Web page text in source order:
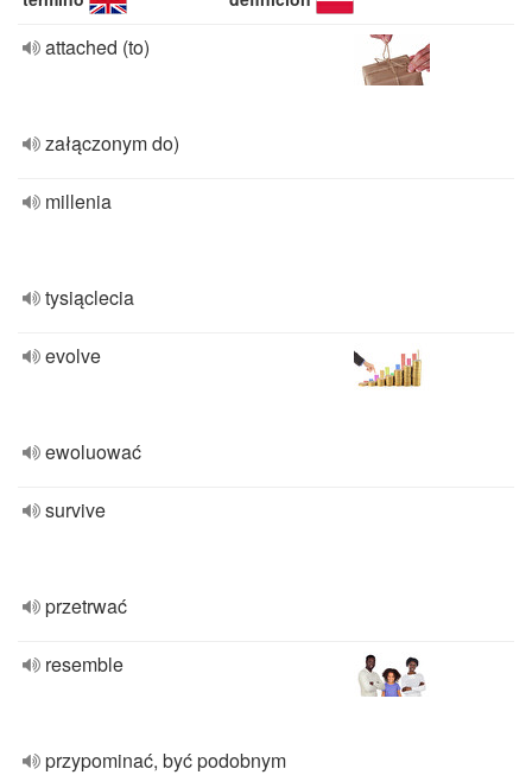
attached (to)
załączonym do)
millenia
tysiąclecia
evolve
ewoluować
survive
przetrwać
resemble
przypominać, być podobnym